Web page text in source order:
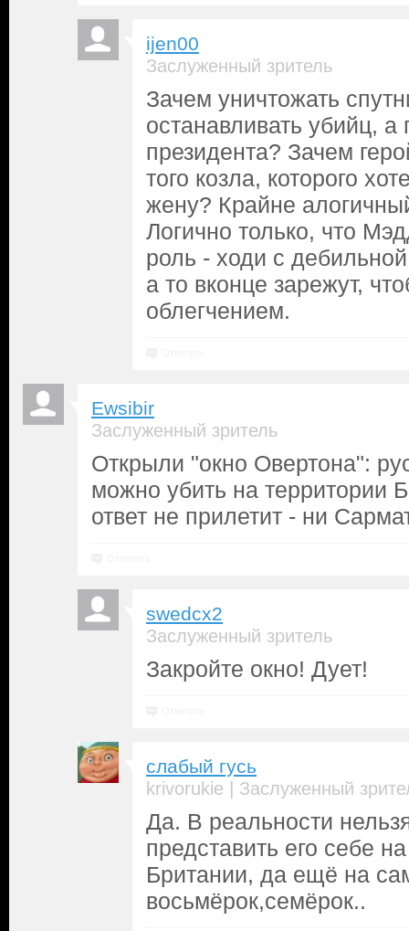
ijen00
Заслуженный зритель
Зачем уничтожать
останавливать убийц,
президента? Зачем
того козла, которого
жену? Крайне
Логично только, что
роль - ходи с
а то вконце зарежут,
облегчением.
Ewsibir
Заслуженный зритель
Открыли "окно Овертона":
можно убить на территории
ответ не прилетит - ни
swedcx2
Заслуженный зритель
Закройте окно! Дует!
слабый гусь
krivorukie | Заслуженный
Да. В реальности
представить его себе
Британии, да ещё на
восьмёрок,семёрок..